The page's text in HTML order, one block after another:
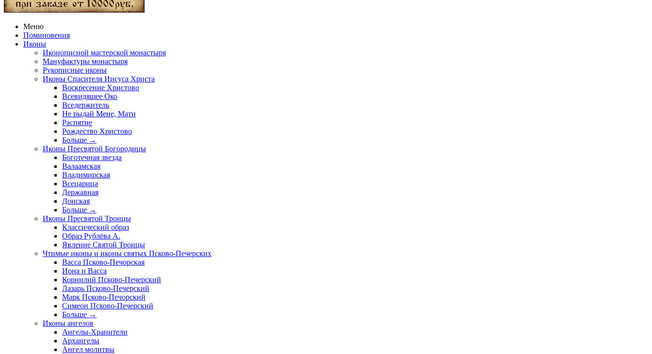
Меню
Поминовения
Иконы
Иконописной мастерской монастыря
Мануфактуры монастыря
Рукописные иконы
Иконы Спасителя Иисуса Христа
Воскресение Христово
Всевидящее Око
Вседержитель
Не рыдай Мене, Мати
Распятие
Рождество Христово
Больше →
Иконы Пресвятой Богородицы
Боготечная звезда
Валаамская
Владимирская
Всецарица
Державная
Донская
Больше →
Иконы Пресвятой Троицы
Классический образ
Образ Рублёва А.
Явление Святой Троицы
Чтимые иконы и иконы святых Псково-Печерских
Васса Псково-Печорская
Иона и Васса
Корнилий Псково-Печерский
Лазарь Псково-Печерский
Марк Псково-Печорский
Симеон Псково-Печерский
Больше →
Иконы ангелов
Ангелы-Хранители
Архангелы
Ангел молитвы